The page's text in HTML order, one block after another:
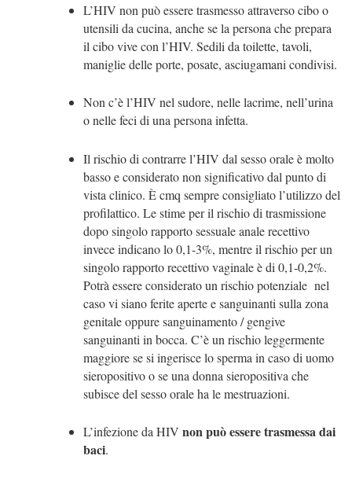
L’HIV non può essere trasmesso attraverso cibo o
utensili da cucina, anche se la persona che prepara
il cibo vive con l’HIV. Sedili da toilette, tavoli,
maniglie delle porte, posate, asciugamani condivisi.
Non c’è l’HIV nel sudore, nelle lacrime, nell’urina
o nelle feci di una persona infetta.
Il rischio di contrarre l’HIV dal sesso orale è molto
basso e considerato non significativo dal punto di
vista clinico. È cmq sempre consigliato l’utilizzo del
profilattico. Le stime per il rischio di trasmissione
dopo singolo rapporto sessuale anale recettivo
invece indicano lo 0,1-3%, mentre il rischio per un
singolo rapporto recettivo vaginale è di 0,1-0,2%.
Potrà essere considerato un rischio potenziale nel
caso vi siano ferite aperte e sanguinanti sulla zona
genitale oppure sanguinamento / gengive
sanguinanti in bocca. C’è un rischio leggermente
maggiore se si ingerisce lo sperma in caso di uomo
sieropositivo o se una donna sieropositiva che
subisce del sesso orale ha le mestruazioni.
L’infezione da HIV non può essere trasmessa dai
baci.